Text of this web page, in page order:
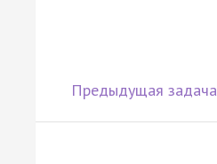
Предыдущая задача